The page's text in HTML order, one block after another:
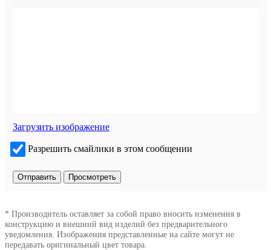
Загрузить изображение
Разрешить смайлики в этом сообщении
* Производитель оставляет за собой право вносить изменения в
конструкцию и внешний вид изделий без предварительного
уведомления. Изображения представленные на сайте могут не
передавать оригинальный цвет товара.